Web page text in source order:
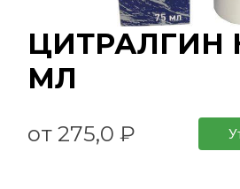
ЦИТРАЛГИН
МЛ
от 275,0 ₽